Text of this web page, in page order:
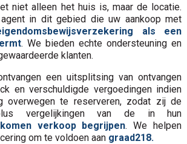
niet alleen het huis is, maar de locatie.
in dit gebied die uw aankoop met
als een
. We bieden echte ondersteuning en
klanten.
een uitsplitsing van ontvangen
en verschuldigde vergoedingen indien
overwegen te reserveren, zodat zij de
plus vergelijkingen van de in hun
verkoop begrijpen. We helpen
om te voldoen aan graad218.